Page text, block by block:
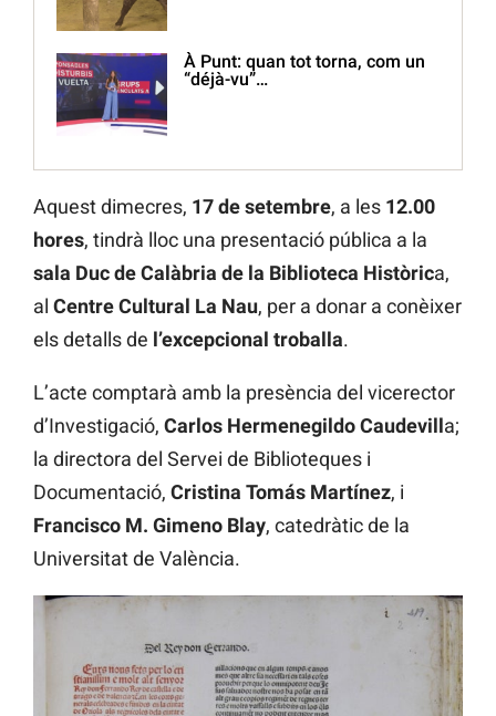
À Punt: quan tot torna, com un
“déjà-vu”…
Aquest dimecres, 17 de setembre, a les 12.00
hores, tindrà lloc una presentació pública a la
sala Duc de Calàbria de la Biblioteca Històrica,
al Centre Cultural La Nau, per a donar a conèixer
els detalls de l’excepcional troballa.
L’acte comptarà amb la presència del vicerector
d’Investigació, Carlos Hermenegildo Caudevilla;
la directora del Servei de Biblioteques i
Documentació, Cristina Tomás Martínez, i
Francisco M. Gimeno Blay, catedràtic de la
Universitat de València.